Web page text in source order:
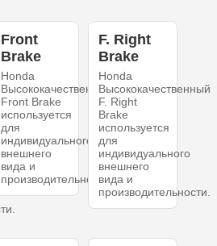
Front
Brake
Honda
Высококачественный
Front Brake
используется
для
индивидуального
внешнего
вида и
производительности.
F. Right
Brake
Honda
Высококачественный
F. Right
Brake
используется
для
индивидуального
внешнего
вида и
производительности.